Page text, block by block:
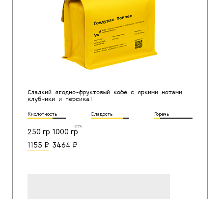
Сладкий ягодно-фруктовый кофе с яркими нотами
клубники и персика!
Кислотность Сладость Горечь
250 гр
1155 ₽
1000 гр
-25%
3464 ₽